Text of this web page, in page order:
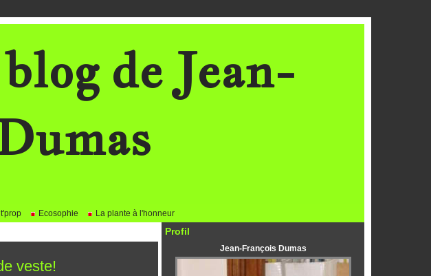
de Jean-
Ecosophie
La plante à l'honneur
veste!
Profil
Jean-François Dumas